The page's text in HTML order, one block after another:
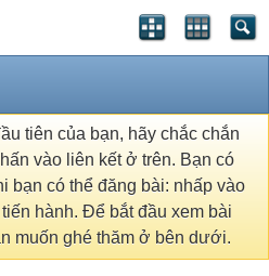
tiên của bạn, hãy chắc chắn
vào liên kết ở trên. Bạn có
bạn có thể đăng bài: nhấp vào
hành. Để bắt đầu xem bài
muốn ghé thăm ở bên dưới.